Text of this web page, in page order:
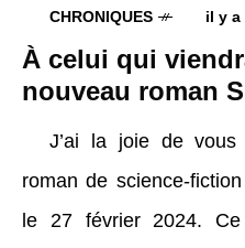
CHRONIQUES il y a
À celui qui
nouveau roman
J’ai la joie de vous
roman de science-
le 27 février 2024.